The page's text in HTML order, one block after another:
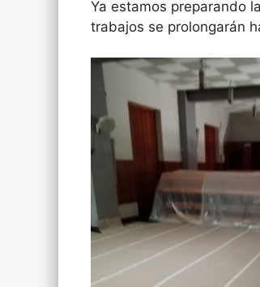
Ya estamos preparando
trabajos se prolongarán